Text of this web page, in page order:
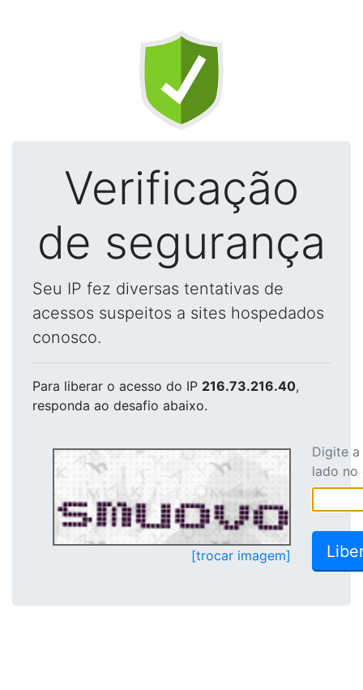
Verificação
de segurança
Seu IP fez diversas tentativas de
acessos suspeitos a sites hospedados
conosco.
Para liberar o acesso do IP 216.73.216.40,
responda ao desafio abaixo.
[trocar imagem]
Digite
lado no